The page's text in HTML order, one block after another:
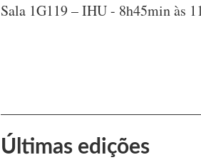
Sala 1G119 – IHU - 8h45min às
Últimas edições